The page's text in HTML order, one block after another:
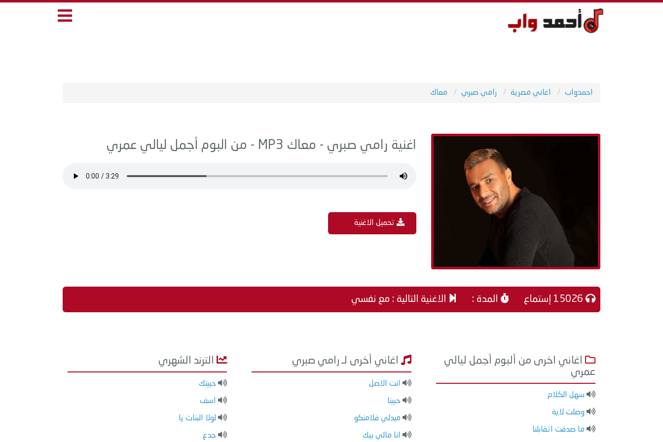
احمدواب اغاني مصرية رامي صبري معاك
اغنية رامي صبري - معاك MP3 - من البوم أجمل ليالي عمري
تحميل الاغنية
المدة : الاغنية التالية : مع نفسي
اغاني اخرى من ألبوم أجمل ليالي
عمري
سهل الكلام
وصلت لاية
ما صدقت اتقابلنا
اغاني أخرى لـ رامي صبري
انت الاصل
حبينا
ميدلي فلامنكو
انا مالي بيك
الترند الشهري
حبيتك
اسف
لولا البنات يا
جدع